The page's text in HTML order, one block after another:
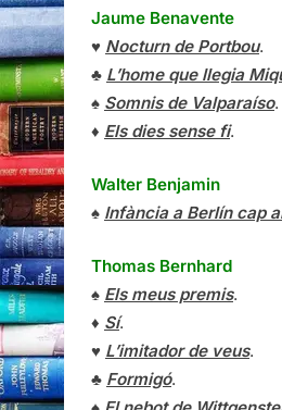
Jaume Benavente
♥ Nocturn de Portbou.
♣ L’home que llegia
♠ Somnis de Valparaíso.
♦ Els dies sense fi.
Walter Benjamin
♠ Infància a Berlín cap
Thomas Bernhard
♠ Els meus premis.
♦ Sí.
♥ L’imitador de veus.
♣ Formigó.